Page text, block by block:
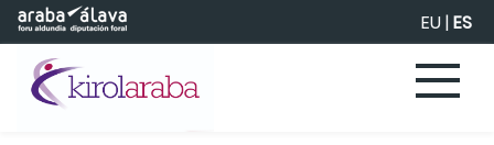
Saltar al contenido principal EU|ES